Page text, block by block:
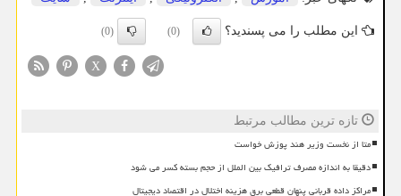
این مطلب را می پسندید؟ (0)
(0)
X
تازه ترین مطالب مرتبط
متا از نخست وزیر هند پوزش خواست
دقیقا به اندازه مصرف ترافیک بین الملل از حجم بسته کسر می شود
مراکز داده قربانی پنهان قطعی برق هزینه اختلال در اقتصاد دیجیتال